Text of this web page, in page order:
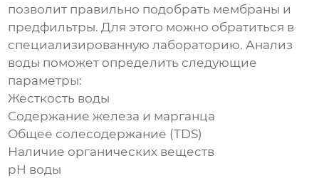
позволит правильно подобрать мембраны и
предфильтры. Для этого можно обратиться в
специализированную лабораторию. Анализ
воды поможет определить следующие
параметры:
Жесткость воды
Содержание железа и марганца
Общее солесодержание (TDS)
Наличие органических веществ
pH воды